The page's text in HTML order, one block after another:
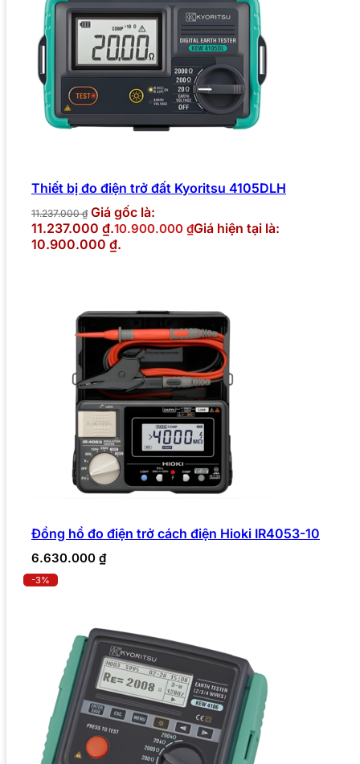
Thiết bị đo điện trở đất Kyoritsu 4105DLH
11.237.000₫ Giá gốc là:
11.237.000 ₫.10.900.000 ₫Giá hiện tại là:
10.900.000 ₫.
Đồng hồ đo điện trở cách điện Hioki IR4053-10
6.630.000 ₫
-3%